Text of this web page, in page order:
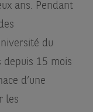
ans. Pendant
du
depuis 15 mois
d’une
les